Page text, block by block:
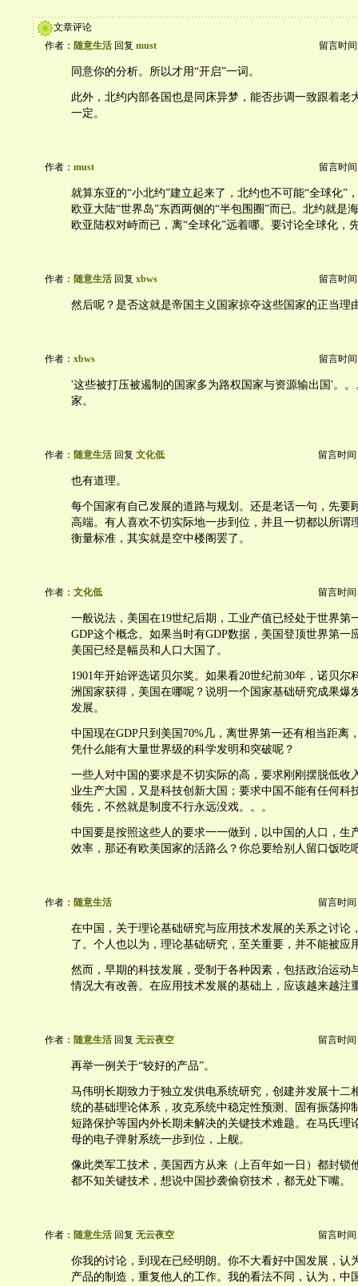
文章评论
作者： 随意生活 回复 must 留言时间
同意你的分析。所以才用“开启”一词。
此外，北约内部各国也是同床异梦，能否步调一致跟着老
一定。
作者： must 留言时间
就算东亚的“小北约”建立起来了，北约也不可能“全球化”
欧亚大陆“世界岛”东西两侧的“半包围圈”而已。北约就是
欧亚陆权对峙而已，离“全球化”远着哪。要讨论全球化，
作者： 随意生活 回复 xbws 留言时间
然后呢？是否这就是帝国主义国家掠夺这些国家的正当理
作者： xbws 留言时间
'这些被打压被遏制的国家多为路权国家与资源输出国'。
家。
作者： 随意生活 回复 文化低 留言时间
也有道理。
每个国家有自己发展的道路与规划。还是老话一句，先要
高端。有人喜欢不切实际地一步到位，并且一切都以所谓
衡量标准，其实就是空中楼阁罢了。
作者： 文化低 留言时间
一般说法，美国在19世纪后期，工业产值已经处于世界第
GDP这个概念。如果当时有GDP数据，美国登顶世界第一
美国已经是幅员和人口大国了。
1901年开始评选诺贝尔奖。如果看20世纪前30年，诺贝尔
洲国家获得，美国在哪呢？说明一个国家基础研究成果爆
发展。
中国现在GDP只到美国70%几，离世界第一还有相当距离
凭什么能有大量世界级的科学发明和突破呢？
一些人对中国的要求是不切实际的高，要求刚刚摆脱低收
业生产大国，又是科技创新大国；要求中国不能有任何科
领先，不然就是制度不行永远没戏。。。
中国要是按照这些人的要求一一做到，以中国的人口，生
效率，那还有欧美国家的活路么？你总要给别人留口饭吃
作者： 随意生活 留言时间
在中国，关于理论基础研究与应用技术发展的关系之讨论
了。个人也以为，理论基础研究，至关重要，并不能被应
然而，早期的科技发展，受制于各种因素，包括政治运动
情况大有改善。在应用技术发展的基础上，应该越来越注
作者： 随意生活 回复 无云夜空 留言时间
再举一例关于“较好的产品”。
马伟明长期致力于独立发供电系统研究，创建并发展十二
统的基础理论体系，攻克系统中稳定性预测、固有振荡抑
短路保护等国内外长期未解决的关键技术难题。在马氏理
母的电子弹射系统一步到位，上舰。
像此类军工技术，美国西方从来（上百年如一日）都封锁
都不知关键技术，想说中国抄袭偷窃技术，都无处下嘴。
作者： 随意生活 回复 无云夜空 留言时间
你我的讨论，到现在已经明朗。你不大看好中国发展，认
产品的制造，重复他人的工作。我的看法不同，认为，中